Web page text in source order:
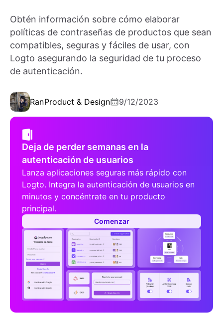
Obtén información sobre cómo elaborar
políticas de contraseñas de productos que sean
compatibles, seguras y fáciles de usar, con
Logto asegurando la seguridad de tu proceso
de autenticación.
RanProduct & Design 9/12/2023
Deja de perder semanas en la
autenticación de usuarios
Lanza aplicaciones seguras más rápido con
Logto. Integra la autenticación de usuarios en
minutos y concéntrate en tu producto
principal.
Comenzar